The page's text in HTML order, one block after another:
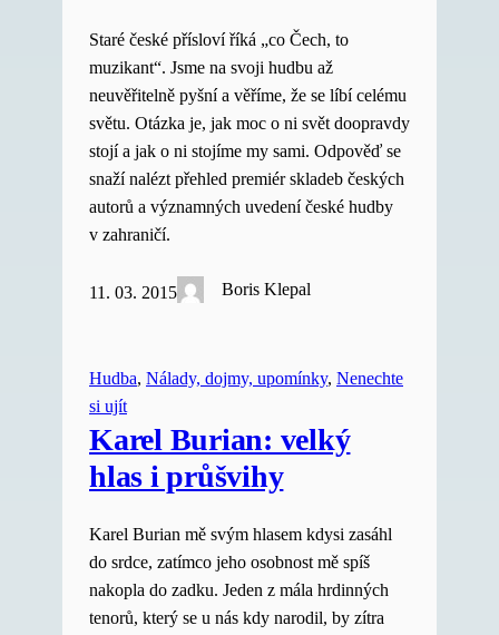
Staré české přísloví říká „co Čech, to
muzikant“. Jsme na svoji hudbu až
neuvěřitelně pyšní a věříme, že se líbí celému
světu. Otázka je, jak moc o ni svět doopravdy
stojí a jak o ni stojíme my sami. Odpověď se
snaží nalézt přehled premiér skladeb českých
autorů a významných uvedení české hudby
v zahraničí.
11. 03. 2015 Boris Klepal
Hudba, Nálady, dojmy, upomínky, Nenechte
si ujít
Karel Burian: velký
hlas i průšvihy
Karel Burian mě svým hlasem kdysi zasáhl
do srdce, zatímco jeho osobnost mě spíš
nakopla do zadku. Jeden z mála hrdinných
tenorů, který se u nás kdy narodil, by zítra